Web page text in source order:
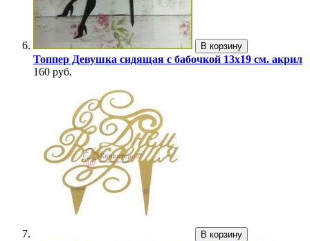
В корзину
Топпер Девушка сидящая с бабочкой 13х19 см. акрил
160 руб.
В корзину